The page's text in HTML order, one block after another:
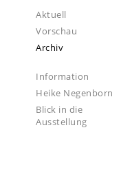
Aktuell
Vorschau
Archiv
Information
Heike Negenborn
Blick in die
Ausstellung